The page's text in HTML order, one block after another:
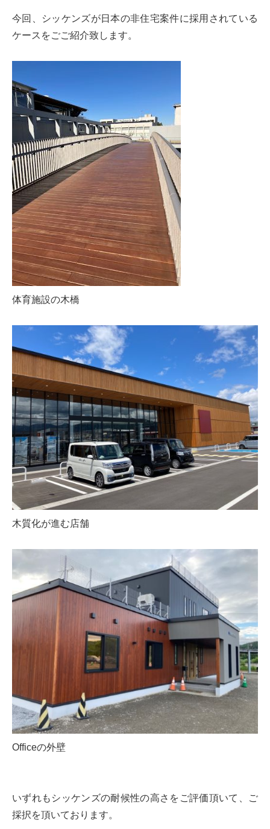
今回、シッケンズが日本の非住宅案件に採用されている
ケースをごご紹介致します。
体育施設の木橋
木質化が進む店舗
Officeの外壁
いずれもシッケンズの耐候性の高さをご評価頂いて、ご
採択を頂いております。